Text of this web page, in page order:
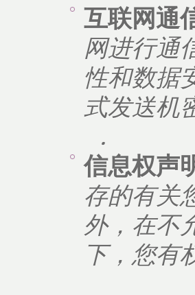
互联网通
网进行通
性和数据
式发送机
.
信息权声
存的有关
外，在不
下，您有